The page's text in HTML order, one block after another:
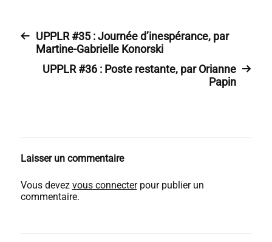
UPPLR #35 : Journée d’inespérance, par
Martine-Gabrielle Konorski
UPPLR #36 : Poste restante, par Orianne
Papin
Laisser un commentaire
Vous devez vous connecterpour publier un
commentaire.